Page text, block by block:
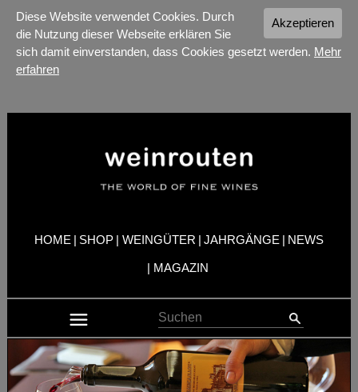
Akzeptieren
Diese Website verwendet Cookies. Durch
die Nutzung dieser Webseite erklären Sie
sich damit einverstanden, dass Cookies gesetzt werden. Mehr
erfahren
HOME | SHOP | WEINGÜTER | JAHRGÄNGE | NEWS
| MAGAZIN